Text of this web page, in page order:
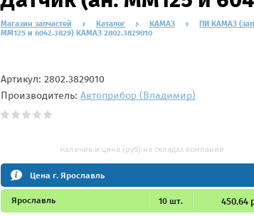
Магазин запчастей Каталог КАМАЗ ПИ КАМАЗ
ММ125 и 6042.3829) КАМАЗ 2802.3829010
Артикул: 2802.3829010
Производитель: Автоприбор (Владимир)
Наличие и цена (руб) на складах компании
Цена г. Ярославль
Ярославль 10 шт. 450.64